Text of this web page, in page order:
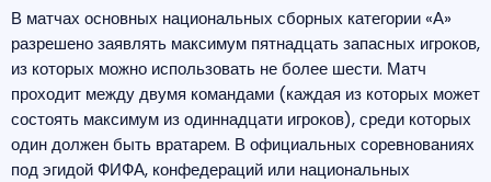
В матчах основных национальных сборных категории «А»
разрешено заявлять максимум пятнадцать запасных игроков,
из которых можно использовать не более шести. Матч
проходит между двумя командами (каждая из которых может
состоять максимум из одиннадцати игроков), среди которых
один должен быть вратарем. В официальных соревнованиях
под эгидой ФИФА, конфедераций или национальных